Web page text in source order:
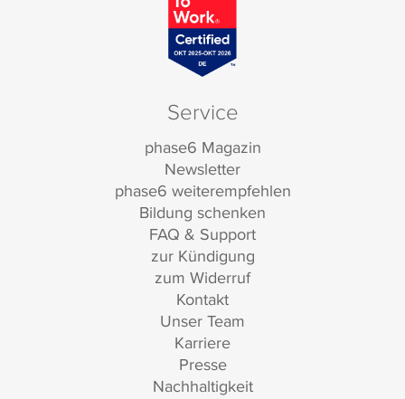
Service
phase6 Magazin
Newsletter
phase6 weiterempfehlen
Bildung schenken
FAQ & Support
zur Kündigung
zum Widerruf
Kontakt
Unser Team
Karriere
Presse
Nachhaltigkeit